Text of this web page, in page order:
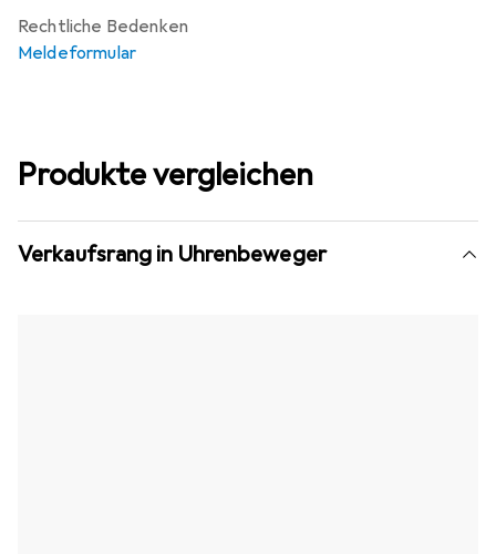
Rechtliche Bedenken
Meldeformular
Produkte vergleichen
Verkaufsrang in Uhrenbeweger